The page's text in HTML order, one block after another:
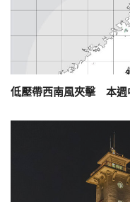
低壓帶西南風夾擊 本週